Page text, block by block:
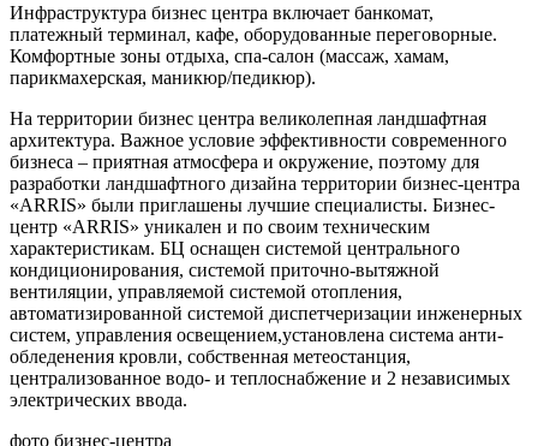
Инфраструктура бизнес центра включает банкомат,
платежный терминал, кафе, оборудованные переговорные.
Комфортные зоны отдыха, спа-салон (массаж, хамам,
парикмахерская, маникюр/педикюр).
На территории бизнес центра великолепная ландшафтная
архитектура. Важное условие эффективности современного
бизнеса – приятная атмосфера и окружение, поэтому для
разработки ландшафтного дизайна территории бизнес-центра
«ARRIS» были приглашены лучшие специалисты. Бизнес-
центр «ARRIS» уникален и по своим техническим
характеристикам. БЦ оснащен системой центрального
кондиционирования, системой приточно-вытяжной
вентиляции, управляемой системой отопления,
автоматизированной системой диспетчеризации инженерных
систем, управления освещением,установлена система анти-
обледенения кровли, собственная метеостанция,
централизованное водо- и теплоснабжение и 2 независимых
электрических ввода.
фото бизнес-центра